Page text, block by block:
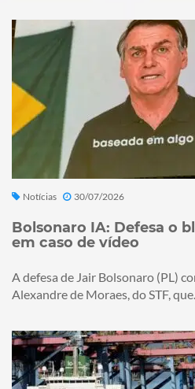
Notícias 30/07/2026
Bolsonaro IA: Defesa o
em caso de vídeo
A defesa de Jair Bolsonaro (PL)
Alexandre de Moraes, do STF,